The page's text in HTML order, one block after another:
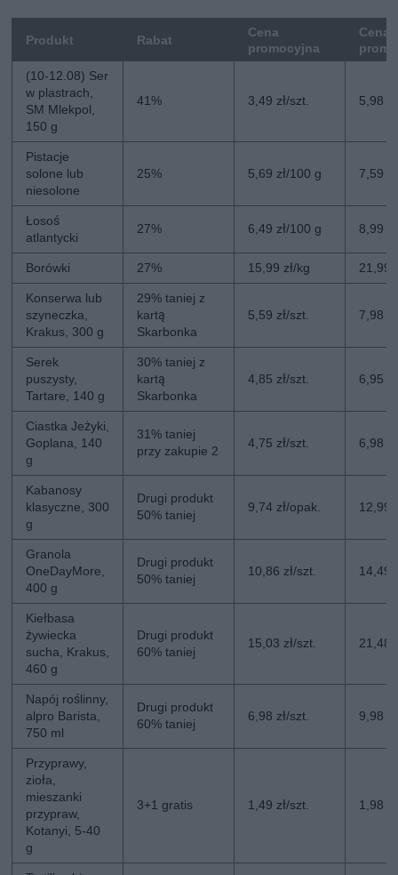
Produkt Rabat
Cena
promocyjna
Cena
(10-12.08) Ser
w plastrach,
SM Mlekpol,
150 g
41% 3,49 zł/szt. 5,98
Pistacje
solone lub
niesolone
25% 5,69 zł/100 g 7,59
Łosoś
atlantycki
27% 6,49 zł/100 g 8,99
Borówki 27% 15,99 zł/kg 21,99
Konserwa lub
szyneczka,
Krakus, 300 g
29% taniej z
kartą
Skarbonka
5,59 zł/szt. 7,98
Serek
puszysty,
Tartare, 140 g
30% taniej z
kartą
Skarbonka
4,85 zł/szt. 6,95
Ciastka Jeżyki,
Goplana, 140
g
31% taniej
przy zakupie 2
4,75 zł/szt. 6,98
Kabanosy
klasyczne, 300
g
Drugi produkt
50% taniej
9,74 zł/opak. 12,99
Granola
OneDayMore,
400 g
Drugi produkt
50% taniej
10,86 zł/szt. 14,49
Kiełbasa
żywiecka
sucha, Krakus,
460 g
Drugi produkt
60% taniej
15,03 zł/szt. 21,48
Napój roślinny,
alpro Barista,
750 ml
Drugi produkt
60% taniej
6,98 zł/szt. 9,98
Przyprawy,
zioła,
mieszanki
przypraw,
Kotanyi, 5-40
g
3+1 gratis 1,49 zł/szt. 1,98